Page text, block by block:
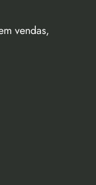
vendas,